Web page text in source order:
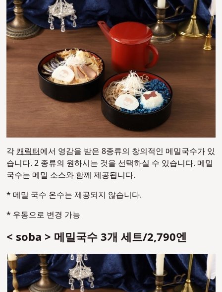
각 캐릭터에서 영감을 받은 8종류의 창의적인 메밀국수가 있
습니다. 2 종류의 원하시는 것을 선택하실 수 있습니다. 메밀
국수는 메밀 소스와 함께 제공됩니다.
* 메밀 국수 온수는 제공되지 않습니다.
* 우동으로 변경 가능
< soba > 메밀국수 3개 세트/2,790엔